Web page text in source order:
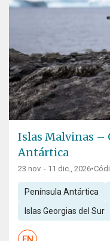
Islas Malvinas –
Antártica
23 nov. - 11 dic., 2026•
Península Antártica
Islas Georgias del Sur